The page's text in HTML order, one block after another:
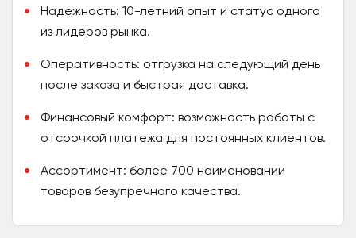
Надежность: 10-летний опыт и статус одного
из лидеров рынка.
Оперативность: отгрузка на следующий день
после заказа и быстрая доставка.
Финансовый комфорт: возможность работы с
отсрочкой платежа для постоянных клиентов.
Ассортимент: более 700 наименований
товаров безупречного качества.